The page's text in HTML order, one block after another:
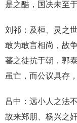
是之酷，国决未至
刘祁：及桓、灵之
敢为敢言相尚，故
蕃之徒抗于朝，郭
虽亡，而公议具存
吕中：远小人之法
故来郑朋、杨兴之